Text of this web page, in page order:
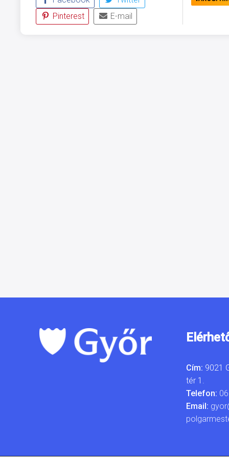
Pinterest
E-mail
Cím: 9021
tér 1.
Telefon:
Email: